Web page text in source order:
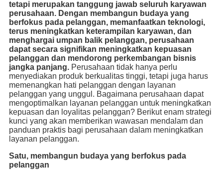
tetapi merupakan tanggung jawab seluruh karyawan
perusahaan. Dengan membangun budaya yang
berfokus pada pelanggan, memanfaatkan teknologi,
terus meningkatkan keterampilan karyawan, dan
menghargai umpan balik pelanggan, perusahaan
dapat secara signifikan meningkatkan kepuasan
pelanggan dan mendorong perkembangan bisnis
jangka panjang.Perusahaan tidak hanya perlu
menyediakan produk berkualitas tinggi, tetapi juga harus
memenangkan hati pelanggan dengan layanan
pelanggan yang unggul. Bagaimana perusahaan dapat
mengoptimalkan layanan pelanggan untuk meningkatkan
kepuasan dan loyalitas pelanggan? Berikut enam strategi
kunci yang akan memberikan wawasan mendalam dan
panduan praktis bagi perusahaan dalam meningkatkan
layanan pelanggan.
Satu, membangun budaya yang berfokus pada
pelanggan